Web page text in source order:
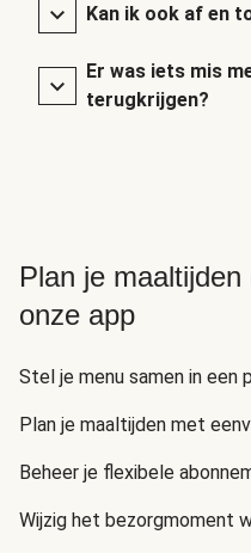
Kan ik ook af en
Er was iets mis
terugkrijgen?
Plan je
onze app
Stel je menu samen in een
Plan je maaltijden met
Beheer je flexibele
Wijzig het bezorgmoment